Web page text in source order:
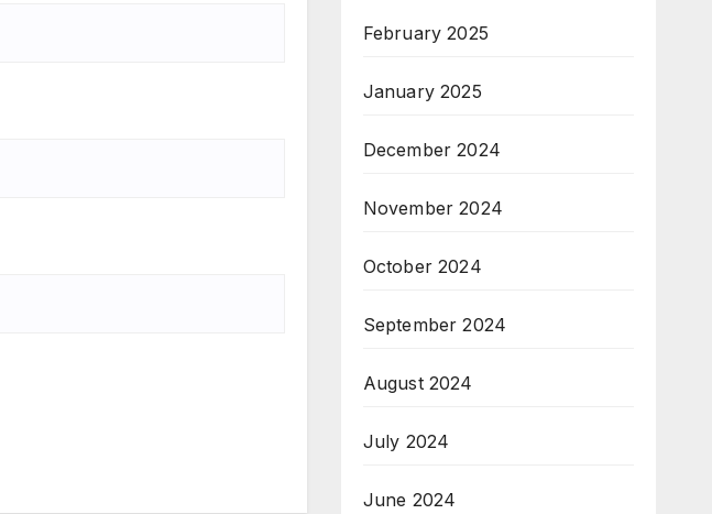
February 2025
January 2025
December 2024
November 2024
October 2024
September 2024
August 2024
July 2024
June 2024